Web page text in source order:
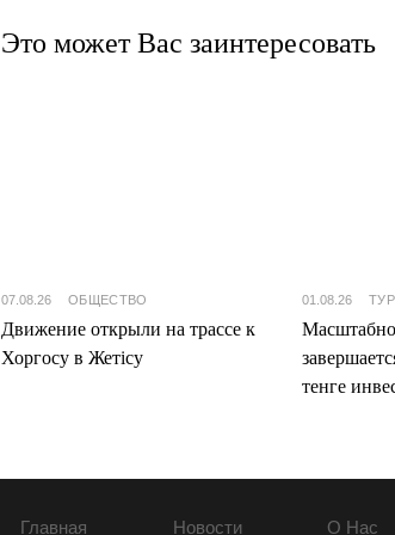
Это может Вас заинтересовать
07.08.26 ОБЩЕСТВО
Движение открыли на трассе к
Хоргосу в Жетісу
01.08.26
тенге
Главная Новости О Нас